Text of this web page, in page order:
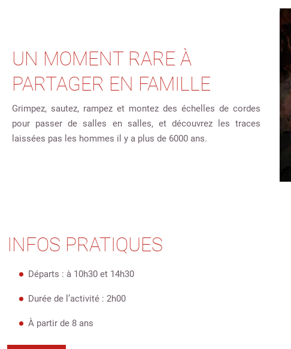
UN MOMENT RARE À
PARTAGER EN FAMILLE
Grimpez, sautez, rampez et montez des échelles de cordes
pour passer de salles en salles, et découvrez les traces
laissées pas les hommes il y a plus de 6000 ans.
INFOS PRATIQUES
Départs : à 10h30 et 14h30
Durée de l’activité : 2h00
À partir de 8 ans